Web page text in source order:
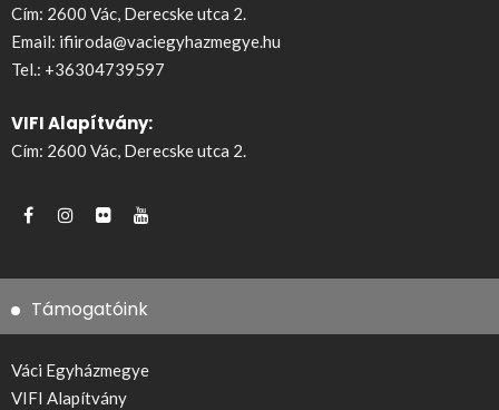
Cím: 2600 Vác, Derecske utca 2.
Email: ifiiroda@vaciegyhazmegye.hu
Tel.: +36304739597
VIFI Alapítvány:
Cím: 2600 Vác, Derecske utca 2.
Támogatóink
Váci Egyházmegye
VIFI Alapítvány